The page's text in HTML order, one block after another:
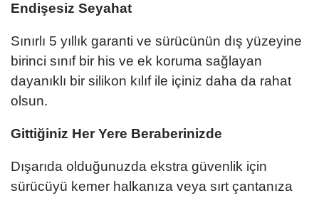
Endişesiz Seyahat
Sınırlı 5 yıllık garanti ve sürücünün dış yüzeyine
birinci sınıf bir his ve ek koruma sağlayan
dayanıklı bir silikon kılıf ile içiniz daha da rahat
olsun.
Gittiğiniz Her Yere Beraberinizde
Dışarıda olduğunuzda ekstra güvenlik için
sürücüyü kemer halkanıza veya sırt çantanıza